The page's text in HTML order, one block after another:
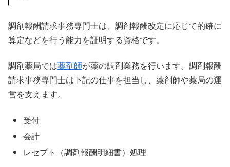
調剤報酬請求事務専門士は、調剤報酬改定に応じて的確に
算定などを行う能力を証明する資格です。
調剤薬局では薬剤師が薬の調剤業務を行います。調剤報酬
請求事務専門士は下記の仕事を担当し、薬剤師や薬局の運
営を支えます。
受付
会計
レセプト（調剤報酬明細書）処理